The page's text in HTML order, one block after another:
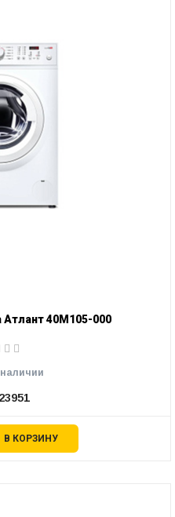
40М105-000
В КОРЗИНУ